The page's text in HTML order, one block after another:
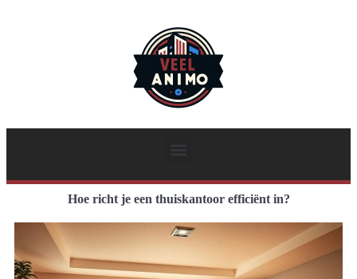
Hoe richt je een thuiskantoor efficiënt in?